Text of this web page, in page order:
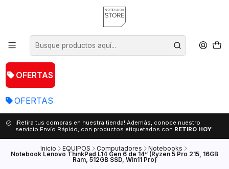
OFERTAS
OFERTAS
¡Retira tus compras en nuestra tienda! Además, conoce nuestro
servicio Envío Rápido, con productos etiquetados con RETIRO HOY
Inicio EQUIPOS Computadores Notebooks
Notebook Lenovo ThinkPad L14 Gen 6 de 14“ (Ryzen 5 Pro 215, 16GB
Ram, 512GB SSD, Win11 Pro)